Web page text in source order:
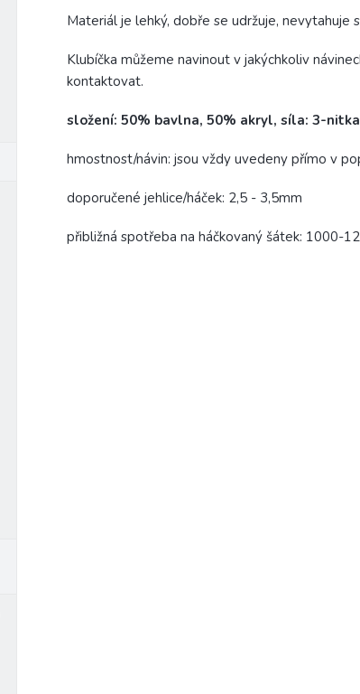
Materiál je lehký, dobře se udržuje, nevytahuje
Klubíčka můžeme navinout v jakýchkoliv
kontaktovat.
složení: 50% bavlna, 50% akryl, síla: 3-nitka
hmostnost/návin: jsou vždy uvedeny přímo v
doporučené jehlice/háček: 2,5 - 3,5mm
přibližná spotřeba na háčkovaný šátek: 1000-